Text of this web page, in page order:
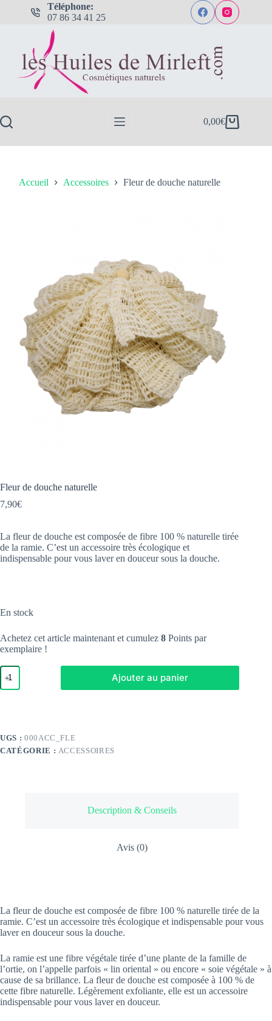
Téléphone:
07 86 34 41 25
Panier
0,00€
Accueil Accessoires Fleur de douche naturelle
Fleur de douche naturelle
7,90€
La fleur de douche est composée de fibre 100 % naturelle tirée
de la ramie. C’est un accessoire très écologique et
indispensable pour vous laver en douceur sous la douche.
En stock
Achetez cet article maintenant et cumulez 8 Points par
exemplaire !
quantité
de
Fleur
Ajouter au panier
UGS : 000ACC_FLE
CATÉGORIE : ACCESSOIRES
Description & Conseils
Avis (0)
La fleur de douche est composée de fibre 100 % naturelle tirée de la
ramie. C’est un accessoire très écologique et indispensable pour vous
laver en douceur sous la douche.
La ramie est une fibre végétale tirée d’une plante de la famille de
l’ortie, on l’appelle parfois « lin oriental » ou encore « soie végétale » à
cause de sa brillance. La fleur de douche est composée à 100 % de
cette fibre naturelle. Légèrement exfoliante, elle est un accessoire
indispensable pour vous laver en douceur.